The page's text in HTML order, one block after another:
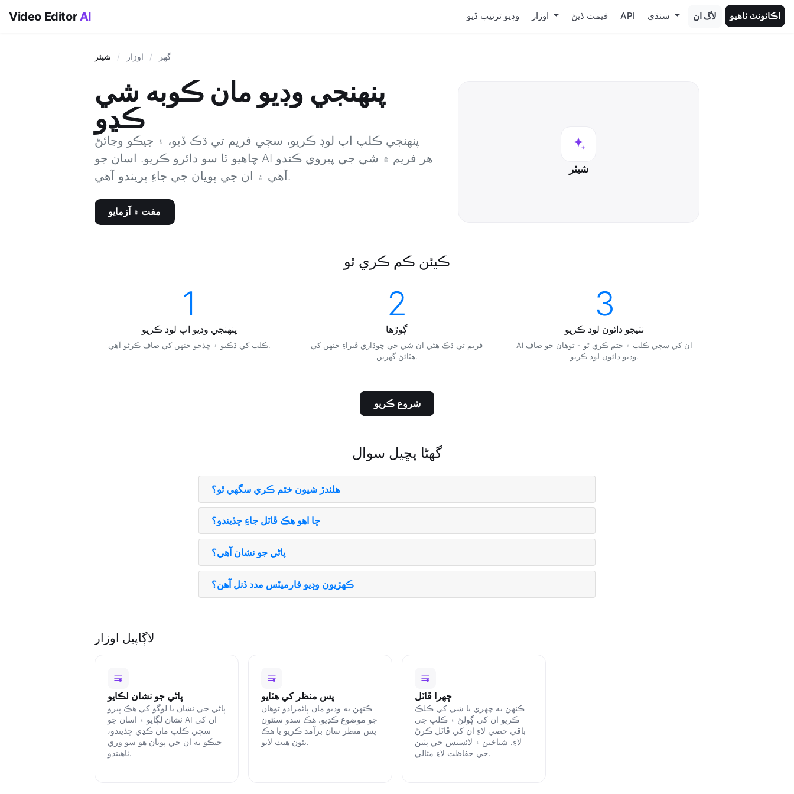
Video EditorAI وڊيو ترتيب ڏيو قيمت ڏيڻ API لاگ ان اڪائونٽ ٺاهيو
گھر / اوزار / شيئر
پنھنجي وڊيو مان ڪوبه شي
ڪڍو
پنھنجي ڪلپ اپ لوڊ ڪريو، سڄي فريم تي ڌڪ ڏيو، ۽ جيڪو وڃائڻ
چاهيو ٿا سو دائرو ڪريو. اسان جو AI هر فريم ۾ شي جي پيروي ڪندو
آھي ۽ ان جي پويان جي جاءِ ڀريندو آھي.
مفت ۾ آزمايو
شيئر
ڪيئن ڪم ڪري ٿو
1
پنھنجي وڊيو اپ لوڊ ڪريو
ڪلپ کي ڌڪيو ۽ ڇڏجو جنھن کي صاف ڪرڻو آھي.
2
ڳوڙها
فريم تي ڌڪ ھڻي ان شي جي چوڌاري ڦيراءِ جنھن کي
ھٽائڻ گھرين.
3
نتيجو ڊائون لوڊ ڪريو
AI ان کي سڄي ڪلپ ۾ ختم ڪري ٿو - توھان جو صاف
وڊيو ڊائون لوڊ ڪريو.
شروع ڪريو
گھڻا پڇيل سوال
هلندڙ شيون ختم ڪري سگھي ٿو؟
ڇا اهو هڪ ڦاٽل جاءِ ڇڏيندو؟
پاڻي جو نشان آھي؟
ڪھڙيون وڊيو فارميٽس مدد ڏنل آھن؟
لاڳاپيل اوزار
پاڻي جو نشان لڪايو
پاڻي جي نشان يا لوگو کي هڪ ڀيرو
نشان لڳايو ۽ اسان جو AI ان کي
سڄي ڪلپ مان ڪڍي ڇڏيندو،
جيڪو به ان جي پويان هو سو وري
ٺاھيندو.
پس منظر کي هٽايو
ڪنهن به وڊيو مان پاڻمرادو توھان
جو موضوع ڪڍيو. ھڪ سڌو سنئون
پس منظر سان برآمد ڪريو يا ھڪ
نئون ھيٺ لايو.
چهرا ڦاٽل
ڪنهن به چهري يا شي کي ڪلڪ
ڪريو ان کي ڳولڻ ۽ ڪلپ جي
باقي حصي لاءِ ان کي ڦاٽل ڪرڻ
لاءِ. شناختن ۽ لائسنس جي پٽين
جي حفاظت لاءِ مثالي.